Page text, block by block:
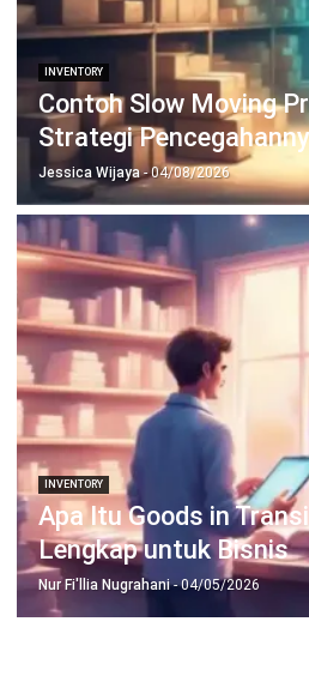
INVENTORY
Contoh Slow Moving
Strategi
Jessica Wijaya- 04/08/2026
INVENTORY
Apa Itu Goods in
Lengkap untuk Bisnis
Nur Fi'llia Nugrahani- 04/05/2026